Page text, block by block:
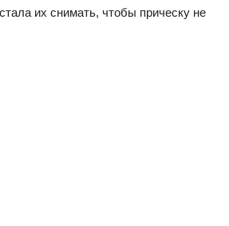
их снимать, чтобы прическу не